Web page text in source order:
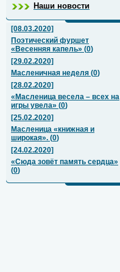
Наши новости
[08.03.2020]
Поэтический фуршет
«Весенняя капель» (0)
[29.02.2020]
Масленичная неделя (0)
[28.02.2020]
«Масленица весела – всех на
игры увела» (0)
[25.02.2020]
Масленица «книжная и
широкая». (0)
[24.02.2020]
«Сюда зовёт память сердца»
(0)